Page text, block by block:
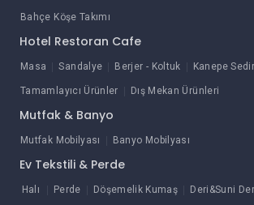
Bahçe Köşe Takımı
Hotel Restoran Cafe
Masa Sandalye Berjer - Koltuk Kanepe Sedir
Tamamlayıcı Ürünler Dış Mekan Ürünleri
Mutfak & Banyo
Mutfak Mobilyası Banyo Mobilyası
Ev Tekstili & Perde
Halı Perde Döşemelik Kumaş Deri&Suni